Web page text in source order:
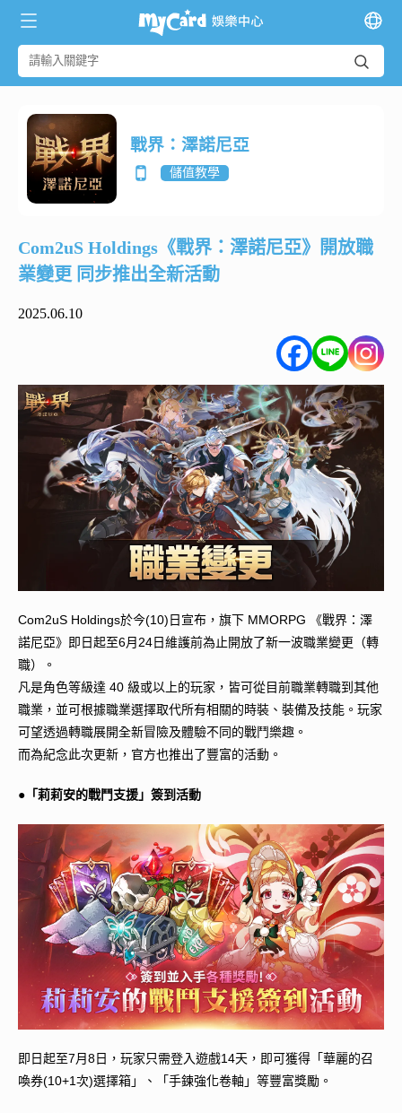
戰界：澤諾尼亞
儲值教學
Com2uS Holdings《戰界：澤諾尼亞》開放職
業變更 同步推出全新活動
2025.06.10
Com2uS Holdings於今(10)日宣布，旗下 MMORPG 《戰界：澤
諾尼亞》即日起至6月24日維護前為止開放了新一波職業變更（轉
職）。
凡是角色等級達 40 級或以上的玩家，皆可從目前職業轉職到其他
職業，並可根據職業選擇取代所有相關的時裝、裝備及技能。玩家
可望透過轉職展開全新冒險及體驗不同的戰鬥樂趣。
而為紀念此次更新，官方也推出了豐富的活動。
●「莉莉安的戰鬥支援」簽到活動
即日起至7月8日，玩家只需登入遊戲14天，即可獲得「華麗的召
喚券(10+1次)選擇箱」、「手鍊強化卷軸」等豐富獎勵。